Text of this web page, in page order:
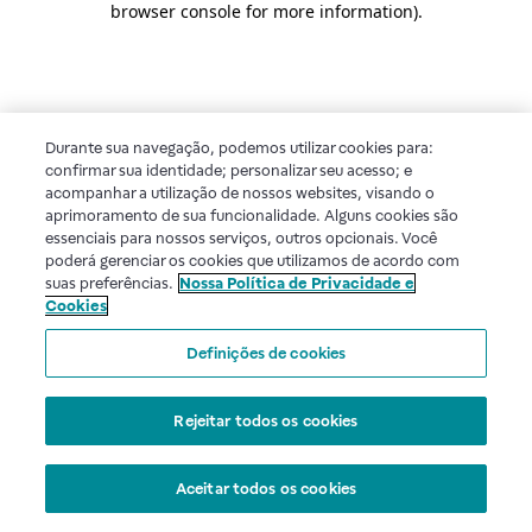
browser console for more information).
Durante sua navegação, podemos utilizar cookies para:
confirmar sua identidade; personalizar seu acesso; e
acompanhar a utilização de nossos websites, visando o
aprimoramento de sua funcionalidade. Alguns cookies são
essenciais para nossos serviços, outros opcionais. Você
poderá gerenciar os cookies que utilizamos de acordo com
suas preferências. Nossa Política de Privacidade e
Cookies
Definições de cookies
Rejeitar todos os cookies
Aceitar todos os cookies